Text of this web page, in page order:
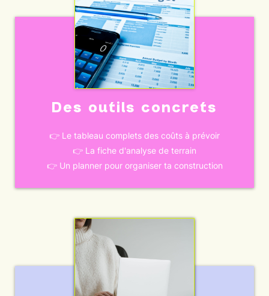
Des outils concrets
👉 Le tableau complets des coûts à prévoir
👉 La fiche d'analyse de terrain
👉 Un planner pour organiser ta construction